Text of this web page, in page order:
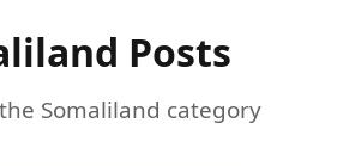
Posts
Somaliland category